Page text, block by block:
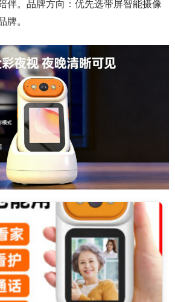
伴。品牌方向：优先选带屏智能摄像
牌。